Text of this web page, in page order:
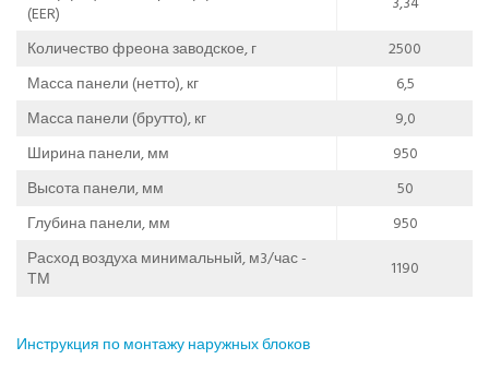
(EER)
Количество фреона заводское, г
2500
Масса панели (нетто), кг
6,5
Масса панели (брутто), кг
9,0
Ширина панели, мм
950
Высота панели, мм
50
Глубина панели, мм
950
Расход воздуха минимальный, м3/час -
ТМ
1190
Инструкция по монтажу наружных блоков